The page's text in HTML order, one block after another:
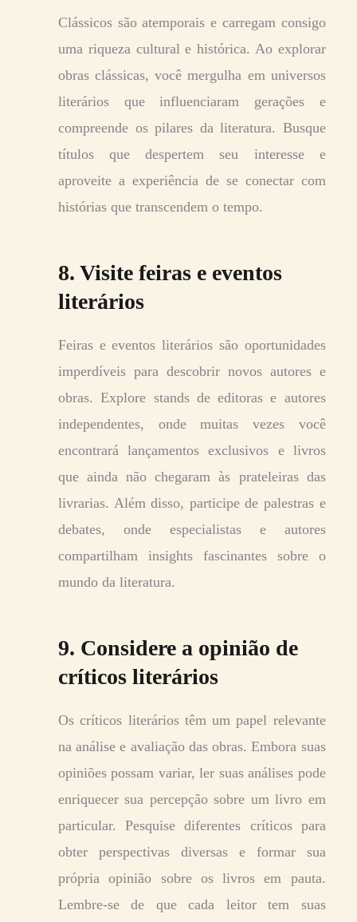
Clássicos são atemporais e carregam consigo
uma riqueza cultural e histórica. Ao explorar
obras clássicas, você mergulha em universos
literários que influenciaram gerações e
compreende os pilares da literatura. Busque
títulos que despertem seu interesse e
aproveite a experiência de se conectar com
histórias que transcendem o tempo.
8. Visite feiras e eventos
literários
Feiras e eventos literários são oportunidades
imperdíveis para descobrir novos autores e
obras. Explore stands de editoras e autores
independentes, onde muitas vezes você
encontrará lançamentos exclusivos e livros
que ainda não chegaram às prateleiras das
livrarias. Além disso, participe de palestras e
debates, onde especialistas e autores
compartilham insights fascinantes sobre o
mundo da literatura.
9. Considere a opinião de
críticos literários
Os críticos literários têm um papel relevante
na análise e avaliação das obras. Embora suas
opiniões possam variar, ler suas análises pode
enriquecer sua percepção sobre um livro em
particular. Pesquise diferentes críticos para
obter perspectivas diversas e formar sua
própria opinião sobre os livros em pauta.
Lembre-se de que cada leitor tem suas